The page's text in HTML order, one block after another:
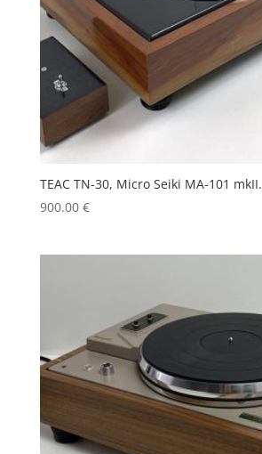
TEAC TN-30, Micro Seiki MA-101 mkII.
900.00 €